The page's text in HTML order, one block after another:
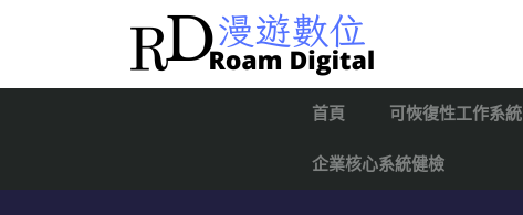
首頁 可恢復性工作系統
企業核心系統健檢